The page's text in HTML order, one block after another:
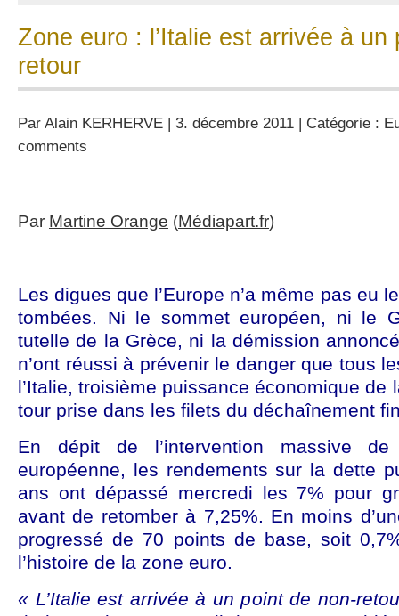
Zone euro : l’Italie est arrivée à un
retour
Par Alain KERHERVE | 3. décembre 2011 | Catégorie :
comments
Par Martine Orange (Médiapart.fr)
Les digues que l’Europe n’a même pas eu
tombées. Ni le sommet européen, ni le
tutelle de la Grèce, ni la démission
n’ont réussi à prévenir le danger que tous
l’Italie, troisième puissance économique de
tour prise dans les filets du déchaînement
En dépit de l’intervention massive
européenne, les rendements sur la dette
ans ont dépassé mercredi les 7% pour
avant de retomber à 7,25%. En moins
progressé de 70 points de base, soit
l’histoire de la zone euro.
« L’Italie est arrivée à un point de non-